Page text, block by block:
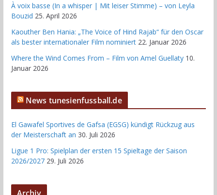
À voix basse (In a whisper | Mit leiser Stimme) – von Leyla
Bouzid 25. April 2026
Kaouther Ben Hania: „The Voice of Hind Rajab“ für den Oscar
als bester internationaler Film nominiert 22. Januar 2026
Where the Wind Comes From – Film von Amel Guellaty 10.
Januar 2026
News tunesienfussball.de
El Gawafel Sportives de Gafsa (EGSG) kündigt Rückzug aus
der Meisterschaft an 30. Juli 2026
Ligue 1 Pro: Spielplan der ersten 15 Spieltage der Saison
2026/2027 29. Juli 2026